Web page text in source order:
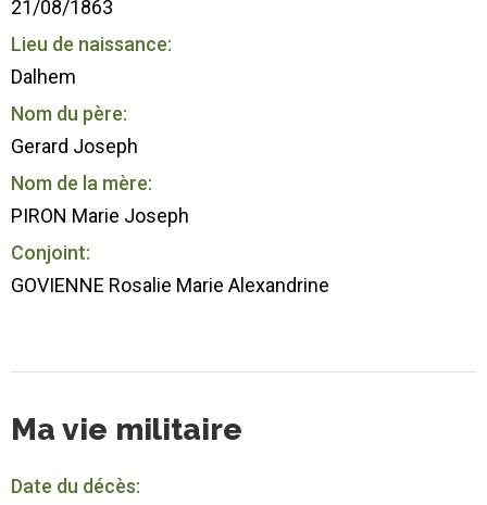
21/08/1863
Lieu de naissance:
Dalhem
Nom du père:
Gerard Joseph
Nom de la mère:
PIRON Marie Joseph
Conjoint:
GOVIENNE Rosalie Marie Alexandrine
Ma vie militaire
Date du décès: